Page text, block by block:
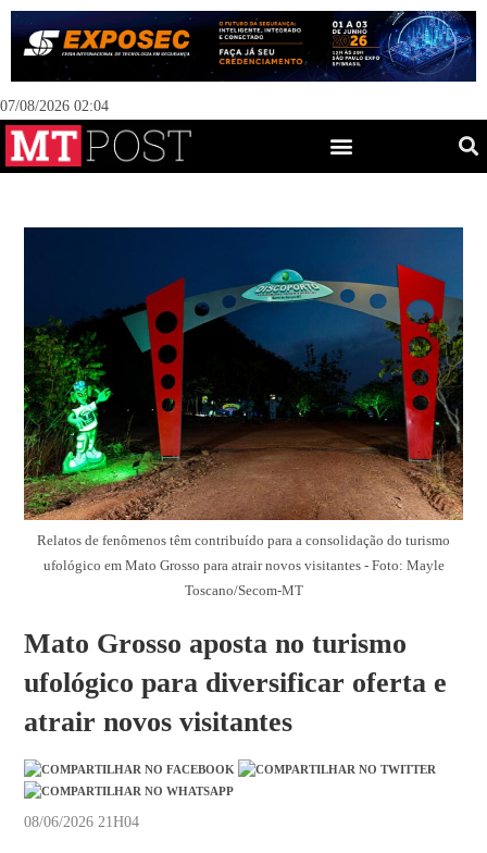
07/08/2026 02:04
Relatos de fenômenos têm contribuído para a consolidação do turismo
ufológico em Mato Grosso para atrair novos visitantes - Foto: Mayle
Toscano/Secom-MT
Mato Grosso aposta no turismo
ufológico para diversificar oferta e
atrair novos visitantes
08/06/2026 21H04